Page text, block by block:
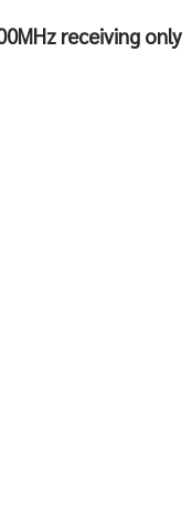
receiving only